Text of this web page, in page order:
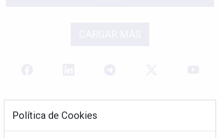
Política de Cookies